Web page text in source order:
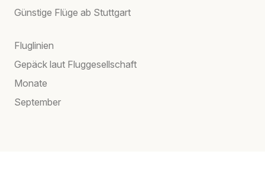
Günstige Flüge ab Stuttgart
Fluglinien
Gepäck laut Fluggesellschaft
Monate
September